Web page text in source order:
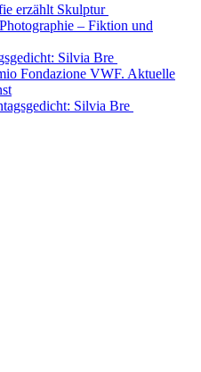
erzählt Skulptur
– Fiktion und
Silvia Bre
Fondazione VWF. Aktuelle
Silvia Bre